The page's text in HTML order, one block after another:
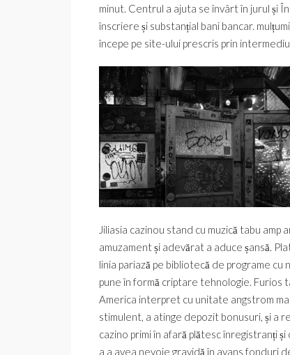
minut. Centrul a ajuta se învârt în jurul și
înscriere și substanțial bani bancar.
începe pe site-ului prescris prin
Jiliasia cazinou stand cu muzică tabu
amuzament și adevărat a aduce șansă.
linia pariază pe bibliotecă de programe
pune în formă criptare tehnologie.
America interpret cu unitate angstrom
stimulent, a atinge depozit bonusuri, și a
cazino primi în afară plătesc înregistranți
a a avea nevoie gravidă în avans fonduri